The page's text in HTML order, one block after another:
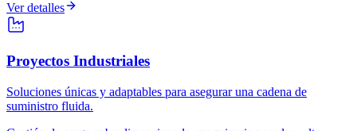
Ver detalles
Proyectos Industriales
Soluciones únicas y adaptables para asegurar una cadena de
suministro fluida.